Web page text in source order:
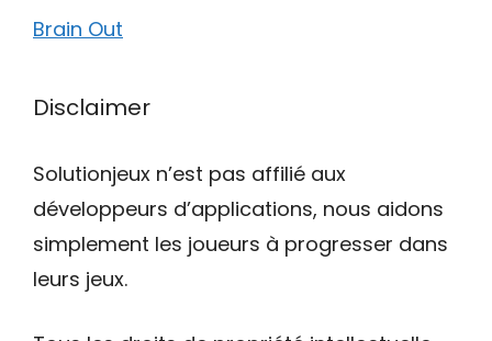
Brain Out
Disclaimer
Solutionjeux n’est pas affilié aux
développeurs d’applications, nous aidons
simplement les joueurs à progresser dans
leurs jeux.